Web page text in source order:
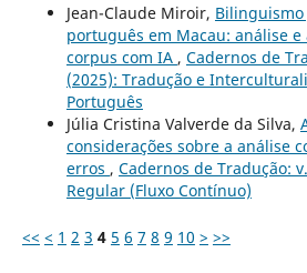
Jean-Claude Miroir,
português em Macau: análise
corpus com IA , Cadernos de
(2025): Tradução e
Português
Júlia Cristina Valverde da Silva,
considerações sobre a análise
erros , Cadernos de Tradução:
Regular (Fluxo Contínuo)
<< < 1 2 3 4 5 6 7 8 9 10 > >>